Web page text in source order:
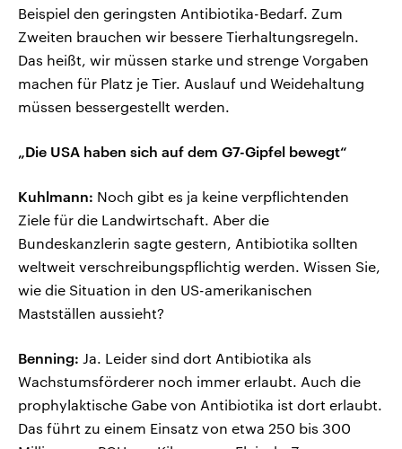
Beispiel den geringsten Antibiotika-Bedarf. Zum
Zweiten brauchen wir bessere Tierhaltungsregeln.
Das heißt, wir müssen starke und strenge Vorgaben
machen für Platz je Tier. Auslauf und Weidehaltung
müssen bessergestellt werden.
„Die USA haben sich auf dem G7-Gipfel bewegt“
Kuhlmann: Noch gibt es ja keine verpflichtenden
Ziele für die Landwirtschaft. Aber die
Bundeskanzlerin sagte gestern, Antibiotika sollten
weltweit verschreibungspflichtig werden. Wissen Sie,
wie die Situation in den US-amerikanischen
Mastställen aussieht?
Benning: Ja. Leider sind dort Antibiotika als
Wachstumsförderer noch immer erlaubt. Auch die
prophylaktische Gabe von Antibiotika ist dort erlaubt.
Das führt zu einem Einsatz von etwa 250 bis 300